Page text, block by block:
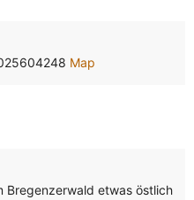
Map
Bregenzerwald etwas östlich